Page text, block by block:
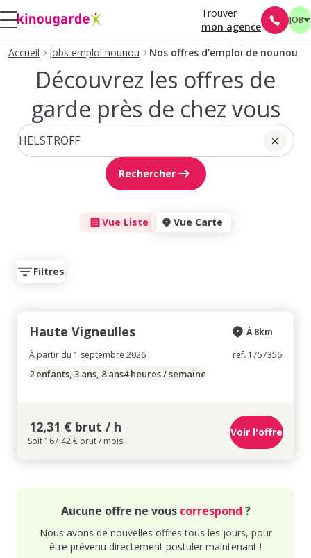
Trouver
mon agence
JOB
Accueil Jobs emploi nounou Nos offres d'emploi de nounou
Découvrez les offres de
garde près de chez vous
Rechercher
Vue Liste Vue Carte
Filtres
Haute Vigneulles
À partir du 1 septembre 2026
À 8km
ref. 1757356
2 enfants, 3 ans, 8 ans4 heures / semaine
12,31 € brut / h
Soit 167,42 € brut / mois
Voir l'offre
Aucune offre ne vous correspond ?
Nous avons de nouvelles offres tous les jours, pour
être prévenu directement postuler maintenant !